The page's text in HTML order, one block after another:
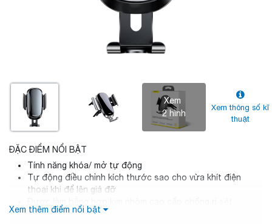
Xem
2 hình
Xem thông số kĩ
thuật
ĐẶC ĐIỂM NỔI BẬT
Tính năng khóa/ mở tự động
Tự động điều chỉnh kích thước sao cho vừa khít điện
thoại khi để lên giá đỡ
Khả năng xoay 360 độ và điều chỉnh góc nhìn rộng hơn và
Xem thêm điểm nổi bật